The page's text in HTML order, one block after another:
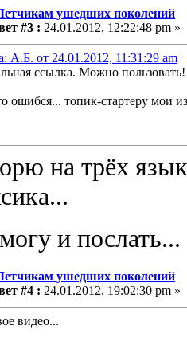
ушедших поколений
#3 : 24.01.2012, 12:22:48 pm »
А.Б. от 24.01.2012, 11:31:29 am
ссылка. Можно пользовать!
ошибся... топик-стартеру мои
на трёх
и послать...
ушедших поколений
#4 : 24.01.2012, 19:02:30 pm »
видео...